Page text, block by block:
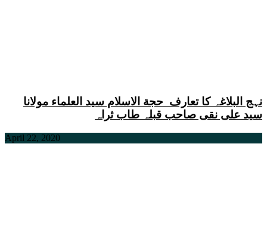
نہج البلاغہ کا تعارف حجة الاسلام سید العلماء مولانا
سید علی نقی صاحب قبلہ طاب ثراہ
April 22, 2020